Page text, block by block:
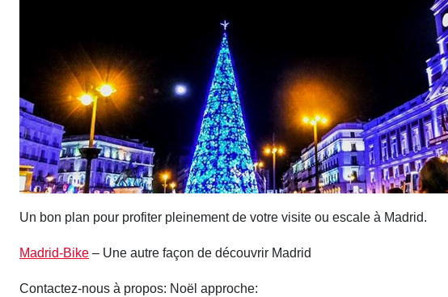
Un bon plan pour profiter pleinement de votre visite ou escale à Madrid.
Madrid-Bike – Une autre façon de découvrir Madrid
Contactez-nous à propos: Noël approche: